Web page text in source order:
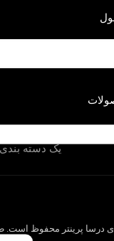
یک دسته بندی
درسا پرینتر محفوظ